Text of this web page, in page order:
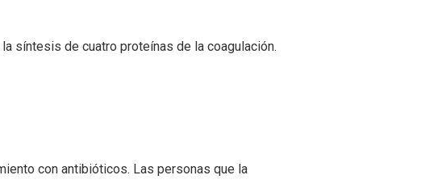
síntesis de cuatro proteínas de la coagulación.
con antibióticos. Las personas que la